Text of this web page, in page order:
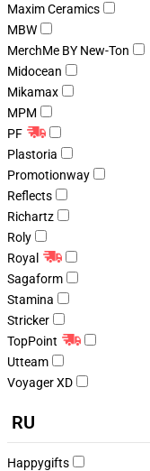
Maxim Ceramics
MBW
MerchMe BY New-Ton
Midocean
Mikamax
MPM
PF
Plastoria
Promotionway
Reflects
Richartz
Roly
Royal
Sagaform
Stamina
Stricker
TopPoint
Utteam
Voyager XD
RU
Happygifts